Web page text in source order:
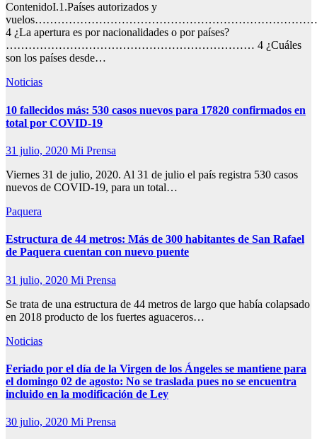
ContenidoI.1.Países autorizados y
4 ¿La apertura es por nacionalidades o por países?
………………………………………………………… 4 ¿Cuáles
son los países desde…
Noticias
10 fallecidos más: 530 casos nuevos para 17820 confirmados en
total por COVID-19
31 julio, 2020 Mi Prensa
Viernes 31 de julio, 2020. Al 31 de julio el país registra 530 casos
nuevos de COVID-19, para un total…
Paquera
Estructura de 44 metros: Más de 300 habitantes de San Rafael
de Paquera cuentan con nuevo puente
31 julio, 2020 Mi Prensa
Se trata de una estructura de 44 metros de largo que había colapsado
en 2018 producto de los fuertes aguaceros…
Noticias
Feriado por el día de la Virgen de los Ángeles se mantiene para
el domingo 02 de agosto: No se traslada pues no se encuentra
incluido en la modificación de Ley
30 julio, 2020 Mi Prensa